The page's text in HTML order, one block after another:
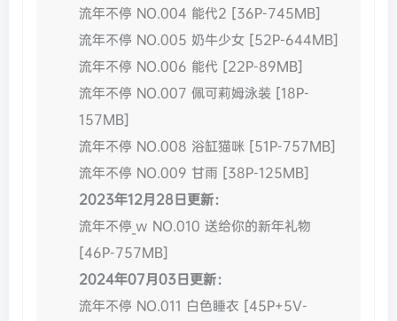
流年不停 NO.004 能代2 [36P-745MB]
流年不停 NO.005 奶牛少女 [52P-644MB]
流年不停 NO.006 能代 [22P-89MB]
流年不停 NO.007 佩可莉姆泳装 [18P-
157MB]
流年不停 NO.008 浴缸猫咪 [51P-757MB]
流年不停 NO.009 甘雨 [38P-125MB]
2023年12月28日更新：
流年不停_w NO.010 送给你的新年礼物
[46P-757MB]
2024年07月03日更新：
流年不停 NO.011 白色睡衣 [45P+5V-